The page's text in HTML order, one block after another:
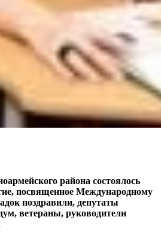
района состоялось
посвященное Международному
поздравили, депутаты
ветераны, руководители